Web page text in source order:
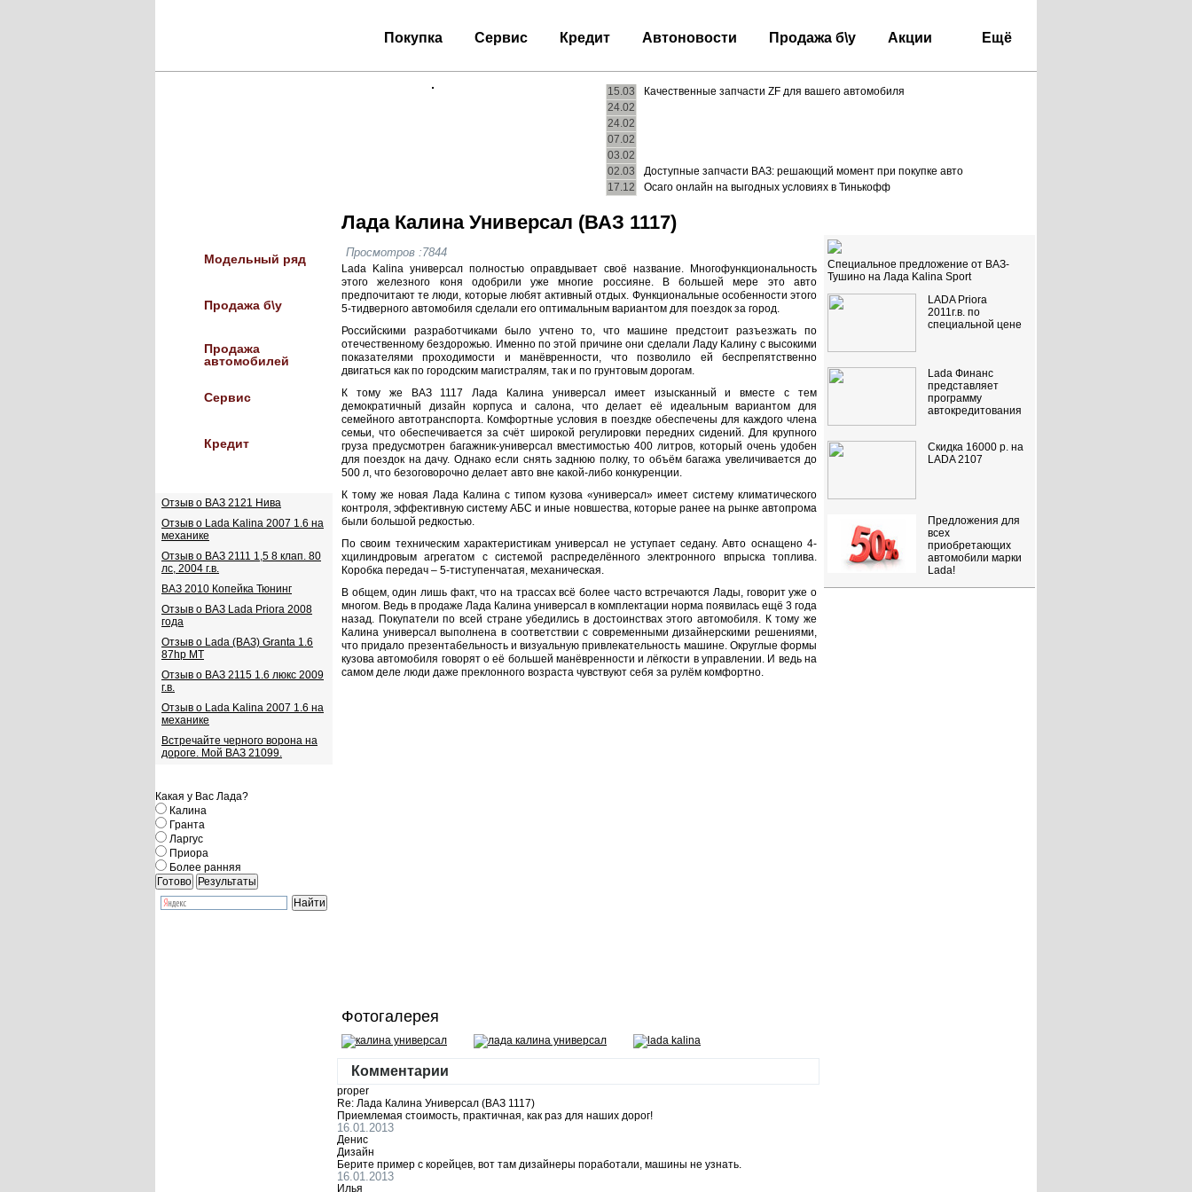
Покупка Сервис Кредит Автоновости Продажа б\у Акции Ещё
15.03
Качественные запчасти ZF для вашего автомобиля
24.02
24.02
07.02
03.02
02.03
Доступные запчасти ВАЗ: решающий момент при покупке авто
17.12
Осаго онлайн на выгодных условиях в Тинькофф
Модельный ряд
Продажа б\у
Продажа
автомобилей
Сервис
Кредит
Отзыв о ВАЗ 2121 Нива
Отзыв о Lada Kalina 2007 1.6 на
механике
Отзыв о ВАЗ 2111 1,5 8 клап. 80
лс, 2004 г.в.
ВАЗ 2010 Копейка Тюнинг
Отзыв о ВАЗ Lada Priora 2008
года
Отзыв о Lada (ВАЗ) Granta 1.6
87hp MT
Отзыв о ВАЗ 2115 1.6 люкс 2009
г.в.
Отзыв о Lada Kalina 2007 1.6 на
механике
Встречайте черного ворона на
дороге. Мой ВАЗ 21099.
Какая у Вас Лада?
Калина
Гранта
Ларгус
Приора
Более ранняя
Лада Калина Универсал (ВАЗ 1117)
Просмотров :7844
Lada Kalina универсал полностью оправдывает своё название. Многофункциональность
этого железного коня одобрили уже многие россияне. В большей мере это авто
предпочитают те люди, которые любят активный отдых. Функциональные особенности этого
5-тидверного автомобиля сделали его оптимальным вариантом для поездок за город.
Российскими разработчиками было учтено то, что машине предстоит разъезжать по
отечественному бездорожью. Именно по этой причине они сделали Ладу Калину с высокими
показателями проходимости и манёвренности, что позволило ей беспрепятственно
двигаться как по городским магистралям, так и по грунтовым дорогам.
К тому же ВАЗ 1117 Лада Калина универсал имеет изысканный и вместе с тем
демократичный дизайн корпуса и салона, что делает её идеальным вариантом для
семейного автотранспорта. Комфортные условия в поездке обеспечены для каждого члена
семьи, что обеспечивается за счёт широкой регулировки передних сидений. Для крупного
груза предусмотрен багажник-универсал вместимостью 400 литров, который очень удобен
для поездок на дачу. Однако если снять заднюю полку, то объём багажа увеличивается до
500 л, что безоговорочно делает авто вне какой-либо конкуренции.
К тому же новая Лада Калина с типом кузова «универсал» имеет систему климатического
контроля, эффективную систему АБС и иные новшества, которые ранее на рынке автопрома
были большой редкостью.
По своим техническим характеристикам универсал не уступает седану. Авто оснащено 4-
хцилиндровым агрегатом с системой распределённого электронного впрыска топлива.
Коробка передач – 5-тиступенчатая, механическая.
В общем, один лишь факт, что на трассах всё более часто встречаются Лады, говорит уже о
многом. Ведь в продаже Лада Калина универсал в комплектации норма появилась ещё 3 года
назад. Покупатели по всей стране убедились в достоинствах этого автомобиля. К тому же
Калина универсал выполнена в соответствии с современными дизайнерскими решениями,
что придало презентабельность и визуальную привлекательность машине. Округлые формы
кузова автомобиля говорят о её большей манёвренности и лёгкости в управлении. И ведь на
самом деле люди даже преклонного возраста чувствуют себя за рулём комфортно.
Фотогалерея
Комментарии
proper
Re: Лада Калина Универсал (ВАЗ 1117)
Приемлемая стоимость, практичная, как раз для наших дорог!
16.01.2013
Денис
Дизайн
Берите пример с корейцев, вот там дизайнеры поработали, машины не узнать.
16.01.2013
Илья
Специальное предложение от ВАЗ-
Тушино на Лада Kalina Sport
LADA Priora
2011г.в. по
специальной цене
Lada Финанс
представляет
программу
автокредитования
Скидка 16000 р. на
LADA 2107
Предложения для
всех
приобретающих
автомобили марки
Lada!